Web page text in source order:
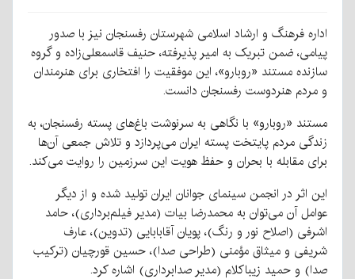
اداره فرهنگ و ارشاد اسلامی شهرستان رفسنجان نیز با صدور
پیامی، ضمن تبریک به امیر پذیرفته، حنیف قاسمعلی‌زاده و گروه
سازنده مستند «روبارو»، این موفقیت را افتخاری برای هنرمندان
و مردم هنردوست رفسنجان دانست.
مستند «روبارو» با نگاهی به سرنوشت باغ‌های پسته رفسنجان، به
زندگی مردم پایتخت پسته ایران می‌پردازد و تلاش جمعی آن‌ها
برای مقابله با بحران و حفظ هویت این سرزمین را روایت می‌کند.
این اثر در انجمن سینمای جوانان ایران تولید شده و از دیگر
عوامل آن می‌توان به محمدرضا بیات (مدیر فیلم‌برداری)، حامد
اشرفی (اصلاح نور و رنگ)، پویان آقابابایی (تدوین)، عارف
شریفی و میثاق مؤمنی (طراحی صدا)، حسین قورچیان (ترکیب
صدا) و حمید زیباکلام (مدیر صدابرداری) اشاره کرد.